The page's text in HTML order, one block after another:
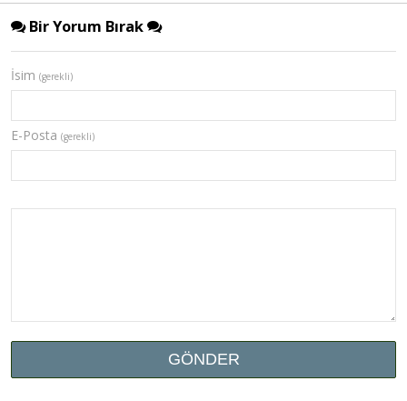
Bir Yorum Bırak
İsim (gerekli)
E-Posta (gerekli)